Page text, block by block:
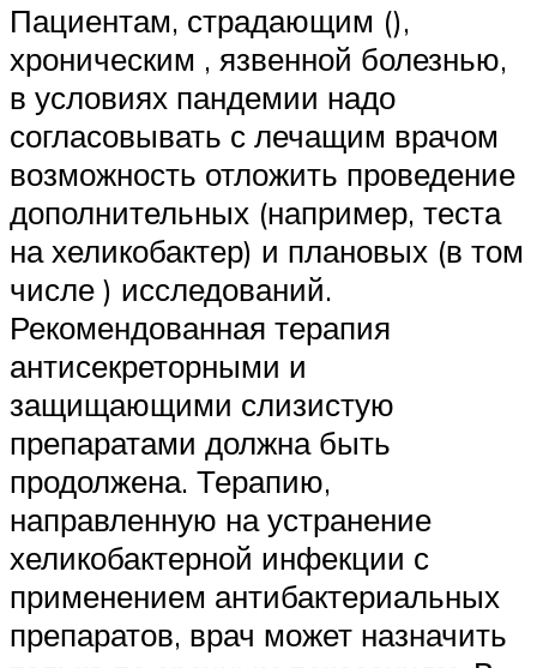
Пациентам, страдающим (),
хроническим , язвенной болезнью,
в условиях пандемии надо
согласовывать с лечащим врачом
возможность отложить проведение
дополнительных (например, теста
на хеликобактер) и плановых (в том
числе ) исследований.
Рекомендованная терапия
антисекреторными и
защищающими слизистую
препаратами должна быть
продолжена. Терапию,
направленную на устранение
хеликобактерной инфекции с
применением антибактериальных
препаратов, врач может назначить